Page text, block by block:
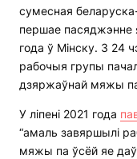
сумесная
першае пасяджэнне
года ў Мінску. З 24
рабочыя групы
дзяржаўнай мяжы
У ліпені 2021 года
“амаль завяршылі
мяжы па ўсёй яе